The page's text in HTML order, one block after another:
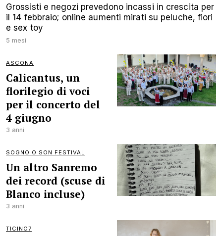
Grossisti e negozi prevedono incassi in crescita per
il 14 febbraio; online aumenti mirati su peluche, fiori
e sex toy
5 mesi
ASCONA
Calicantus, un
florilegio di voci
per il concerto del
4 giugno
3 anni
SOGNO O SON FESTIVAL
Un altro Sanremo
dei record (scuse di
Blanco incluse)
3 anni
TICINO7